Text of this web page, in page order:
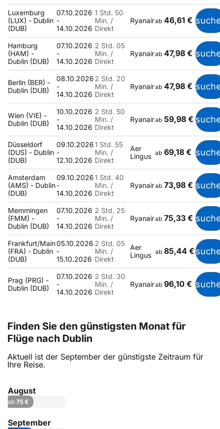
Luxemburg
(LUX) - Dublin
(DUB)
07.10.2026
-
14.10.2026
1 Std. 50
Min. /
Direkt
Ryanairab 46,61 €
Hamburg
(HAM) -
Dublin (DUB)
07.10.2026
-
14.10.2026
2 Std. 05
Min. /
Direkt
Ryanairab 47,98 €
Berlin (BER) -
Dublin (DUB)
08.10.2026
-
14.10.2026
2 Std. 20
Min. /
Direkt
Ryanairab 47,98 €
Wien (VIE) -
Dublin (DUB)
10.10.2026
-
14.10.2026
2 Std. 50
Min. /
Direkt
Ryanairab 59,98 €
Düsseldorf
(DUS) - Dublin
(DUB)
09.10.2026
-
12.10.2026
1 Std. 55
Min. /
Direkt
Aer
Lingus ab 69,18 €
Amsterdam
(AMS) - Dublin
(DUB)
09.10.2026
-
14.10.2026
1 Std. 40
Min. /
Direkt
Ryanairab 73,98 €
Memmingen
(FMM) -
Dublin (DUB)
07.10.2026
-
14.10.2026
2 Std. 25
Min. /
Direkt
Ryanairab 75,33 €
Frankfurt/Main
(FRA) - Dublin
(DUB)
05.10.2026
-
15.10.2026
2 Std. 05
Min. /
Direkt
Aer
Lingus ab 85,44 €
Prag (PRG) -
Dublin (DUB)
07.10.2026
-
14.10.2026
2 Std. 30
Min. /
Direkt
Ryanairab 96,10 €
Finden Sie den günstigsten Monat für
Flüge nach Dublin
Aktuell ist der September der günstigste Zeitraum für
Ihre Reise.
August
ab 75 €
September